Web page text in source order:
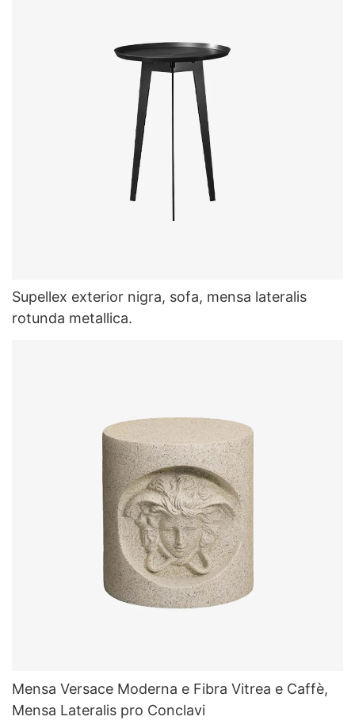
Supellex exterior nigra, sofa, mensa lateralis
rotunda metallica.
Mensa Versace Moderna e Fibra Vitrea e Caffè,
Mensa Lateralis pro Conclavi